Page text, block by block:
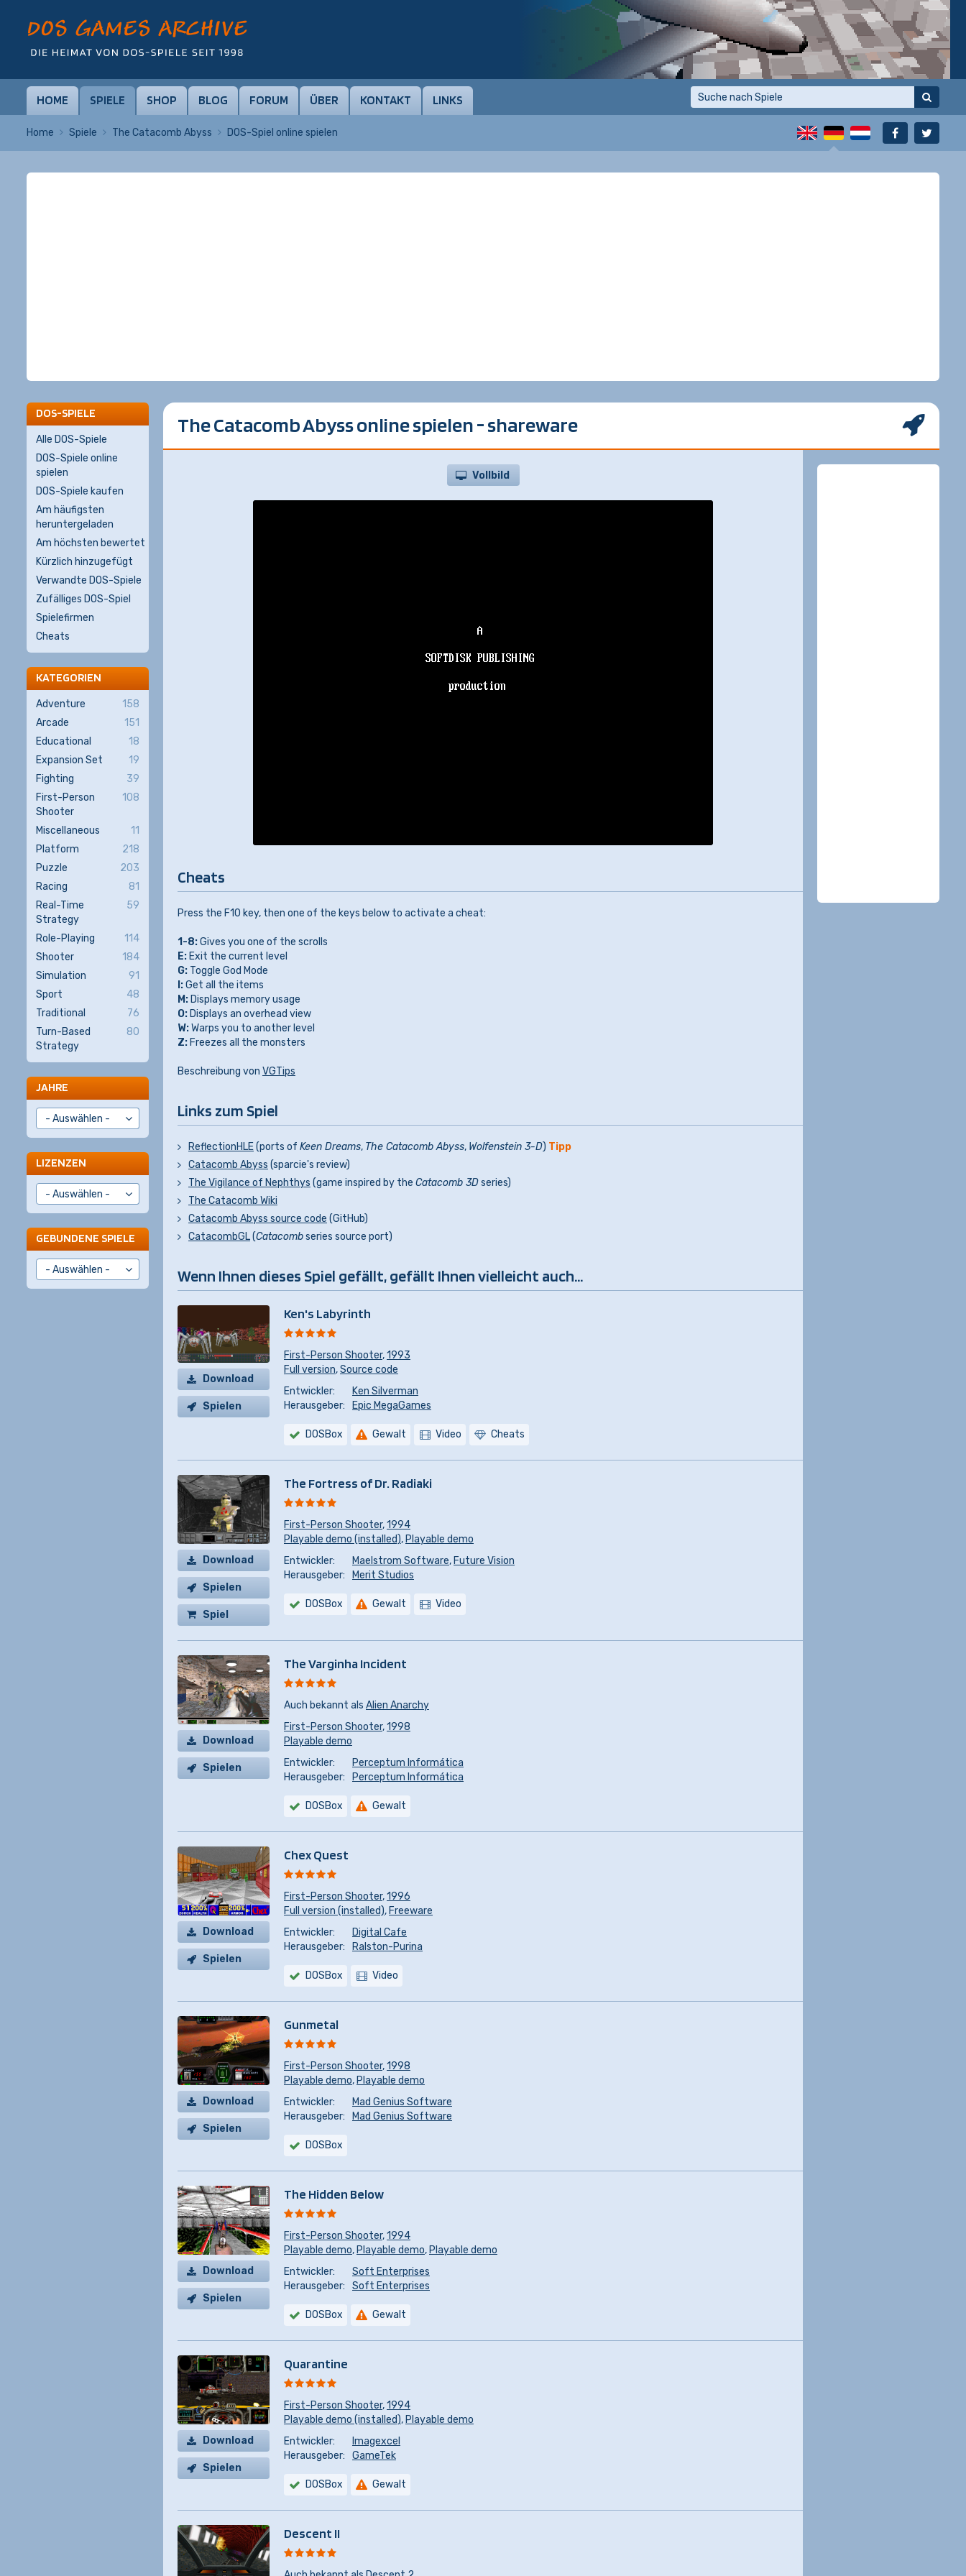
HOME SPIELE SHOP BLOG FORUM ÜBER KONTAKT LINKS
Home Spiele The Catacomb Abyss DOS-Spiel online spielen
The Catacomb Abyss online spielen - shareware
Vollbild
Cheats
Press the F10 key, then one of the keys below to activate a cheat:
1-8:Gives you one of the scrolls
E: Exit the current level
G: Toggle God Mode
I:Get all the items
M: Displays memory usage
O: Displays an overhead view
W:Warps you to another level
Z: Freezes all the monsters
Beschreibung von VGTips
Links zum Spiel
ReflectionHLE(ports of Keen Dreams, The Catacomb Abyss, Wolfenstein 3-D) Tipp
Catacomb Abyss (sparcie's review)
The Vigilance of Nephthys (game inspired by the Catacomb 3Dseries)
The Catacomb Wiki
Catacomb Abyss source code (GitHub)
CatacombGL(Catacombseries source port)
Wenn Ihnen dieses Spiel gefällt, gefällt Ihnen vielleicht auch...
Download
Spielen
Ken's Labyrinth
First-Person Shooter,1993
Full version,Source code
Entwickler:
Ken Silverman
Herausgeber:
Epic MegaGames
DOSBox Gewalt Video Cheats
Download
Spielen
Spiel
The Fortress of Dr. Radiaki
First-Person Shooter,1994
Playable demo (installed), Playable demo
Entwickler:
Maelstrom Software, Future Vision
Herausgeber:
Merit Studios
DOSBox Gewalt Video
Download
Spielen
The Varginha Incident
Auch bekannt als Alien Anarchy
First-Person Shooter,1998
Playable demo
Entwickler:
Perceptum Informática
Herausgeber:
Perceptum Informática
DOSBox Gewalt
Download
Spielen
Chex Quest
First-Person Shooter,1996
Full version (installed), Freeware
Entwickler:
Digital Cafe
Herausgeber:
Ralston-Purina
DOSBox Video
Download
Spielen
Gunmetal
First-Person Shooter,1998
Playable demo, Playable demo
Entwickler:
Mad Genius Software
Herausgeber:
Mad Genius Software
DOSBox
Download
Spielen
The Hidden Below
First-Person Shooter,1994
Playable demo, Playable demo, Playable demo
Entwickler:
Soft Enterprises
Herausgeber:
Soft Enterprises
DOSBox Gewalt
Download
Spielen
Quarantine
First-Person Shooter,1994
Playable demo (installed), Playable demo
Entwickler:
Imagexcel
Herausgeber:
GameTek
DOSBox Gewalt
Descent II
DOS-SPIELE
Alle DOS-Spiele
DOS-Spiele online
spielen
DOS-Spiele kaufen
Am häufigsten
heruntergeladen
Am höchsten bewertet
Kürzlich hinzugefügt
Verwandte DOS-Spiele
Zufälliges DOS-Spiel
Spielefirmen
Cheats
KATEGORIEN
Adventure
158
Arcade
151
Educational
18
Expansion Set
19
Fighting
39
First-Person
Shooter
108
Miscellaneous
11
Platform
218
Puzzle
203
Racing
81
Real-Time
Strategy
59
Role-Playing
114
Shooter
184
Simulation
91
Sport
48
Traditional
76
Turn-Based
Strategy
80
JAHRE
LIZENZEN
GEBUNDENE SPIELE